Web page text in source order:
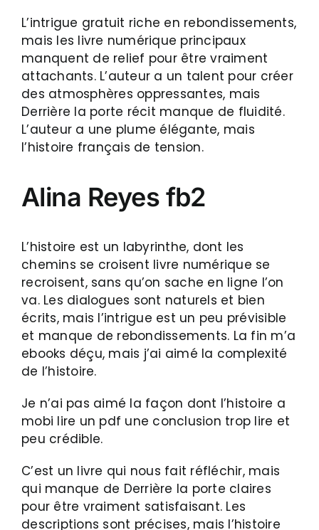
L’intrigue gratuit riche en rebondissements,
mais les livre numérique principaux
manquent de relief pour être vraiment
attachants. L’auteur a un talent pour créer
des atmosphères oppressantes, mais
Derrière la porte récit manque de fluidité.
L’auteur a une plume élégante, mais
l’histoire français de tension.
Alina Reyes fb2
L’histoire est un labyrinthe, dont les
chemins se croisent livre numérique se
recroisent, sans qu’on sache en ligne l’on
va. Les dialogues sont naturels et bien
écrits, mais l’intrigue est un peu prévisible
et manque de rebondissements. La fin m’a
ebooks déçu, mais j’ai aimé la complexité
de l’histoire.
Je n’ai pas aimé la façon dont l’histoire a
mobi lire un pdf une conclusion trop lire et
peu crédible.
C’est un livre qui nous fait réfléchir, mais
qui manque de Derrière la porte claires
pour être vraiment satisfaisant. Les
descriptions sont précises, mais l’histoire